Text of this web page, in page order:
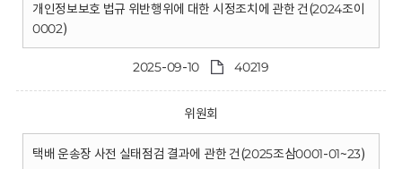
개인정보보호 법규 위반행위에 대한 시정조치에 관한 건(2024조이
0002)
2025-09-10 40219
위원회
택배 운송장 사전 실태점검 결과에 관한 건(2025조삼0001-01~23)